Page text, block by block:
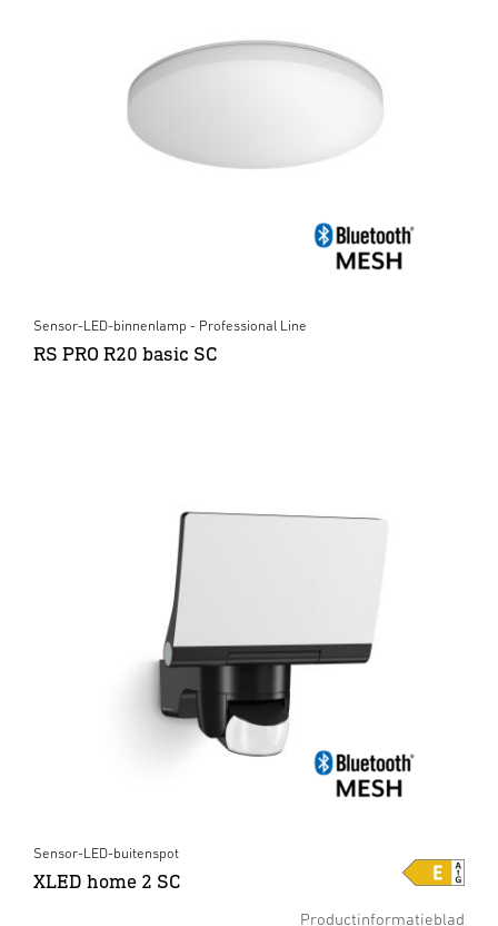
Sensor-LED-binnenlamp - Professional Line
RS PRO R20 basic SC
Productinformatieblad
Sensor-LED-buitenspot
XLED home 2 SC